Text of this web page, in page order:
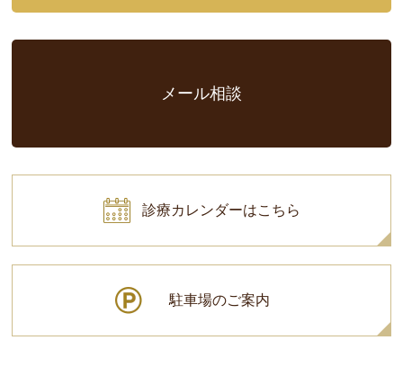
メール相談
診療カレンダーはこちら
駐車場のご案内